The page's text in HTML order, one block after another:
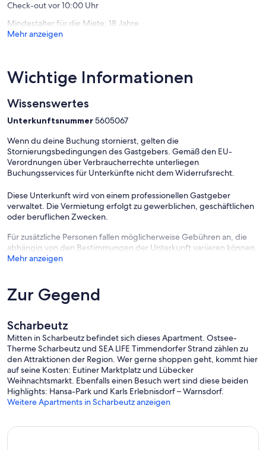
Check-out vor 10:00 Uhr
Mindestalter für die Miete: 18 Jahre
Mehr anzeigen
Wichtige Informationen
Wissenswertes
Unterkunftsnummer5605067
Wenn du deine Buchung stornierst, gelten die
Stornierungsbedingungen des Gastgebers. Gemäß den EU-
Verordnungen über Verbraucherrechte unterliegen
Buchungsservices für Unterkünfte nicht dem Widerrufsrecht.
Diese Unterkunft wird von einem professionellen Gastgeber
verwaltet. Die Vermietung erfolgt zu gewerblichen, geschäftlichen
oder beruflichen Zwecken.
Für zusätzliche Personen fallen möglicherweise Gebühren an, die
abhängig von den Bestimmungen der Unterkunft variieren können.
Mehr anzeigen
Zur Gegend
Scharbeutz
Mitten in Scharbeutz befindet sich dieses Apartment. Ostsee-
Therme Scharbeutz und SEA LIFE Timmendorfer Strand zählen zu
den Attraktionen der Region. Wer gerne shoppen geht, kommt hier
auf seine Kosten: Eutiner Marktplatz und Lübecker
Weihnachtsmarkt. Ebenfalls einen Besuch wert sind diese beiden
Highlights: Hansa-Park und Karls Erlebnisdorf – Warnsdorf.
Weitere Apartments in Scharbeutz anzeigen